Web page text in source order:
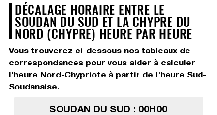
DÉCALAGE HORAIRE ENTRE LE
SOUDAN DU SUD ET LA CHYPRE DU
NORD (CHYPRE) HEURE PAR HEURE
Vous trouverez ci-dessous nos tableaux de
correspondances pour vous aider à calculer
l'heure Nord-Chypriote à partir de l'heure Sud-
Soudanaise.
SOUDAN DU SUD : 00H00